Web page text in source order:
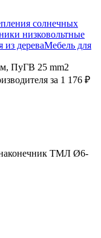
солнечных
низковольтные
из дереваМебель для
ПуГВ 25 mm2
за 1 176 ₽
ТМЛ Ø6-